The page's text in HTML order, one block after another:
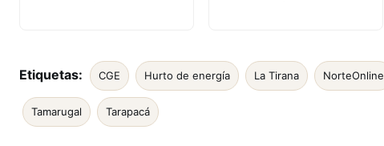
Etiquetas: CGE Hurto de energía La Tirana NorteOnline
Tamarugal Tarapacá